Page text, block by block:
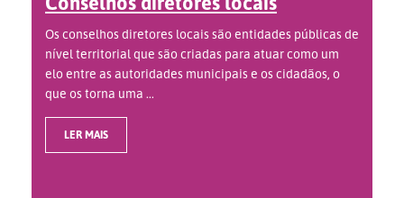
Os conselhos diretores locais são entidades públicas de
nível territorial que são criadas para atuar como um
elo entre as autoridades municipais e os cidadãos, o
que os torna uma ...
LER MAIS